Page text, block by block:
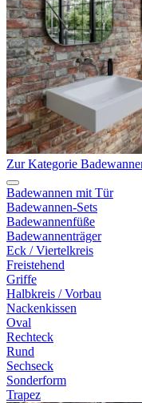
Zur Kategorie
Badewannen mit Tür
Badewannen-Sets
Badewannenfüße
Badewannenträger
Eck / Viertelkreis
Freistehend
Griffe
Halbkreis / Vorbau
Nackenkissen
Oval
Rechteck
Rund
Sechseck
Sonderform
Trapez